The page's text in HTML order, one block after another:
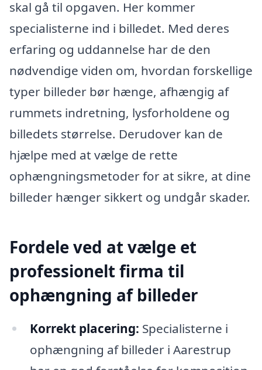
skal gå til opgaven. Her kommer
specialisterne ind i billedet. Med deres
erfaring og uddannelse har de den
nødvendige viden om, hvordan forskellige
typer billeder bør hænge, afhængig af
rummets indretning, lysforholdene og
billedets størrelse. Derudover kan de
hjælpe med at vælge de rette
ophængningsmetoder for at sikre, at dine
billeder hænger sikkert og undgår skader.
Fordele ved at vælge et
professionelt firma til
ophængning af billeder
Korrekt placering: Specialisterne i
ophængning af billeder i Aarestrup